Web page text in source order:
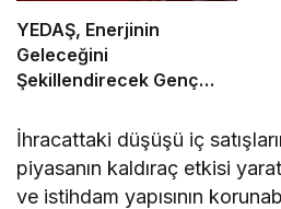
YEDAŞ, Enerjinin
Geleceğini
Şekillendirecek Genç
İhracattaki düşüşü iç
piyasanın kaldıraç etkisi
ve istihdam yapısının